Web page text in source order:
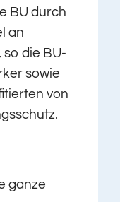
BU durch
an
die BU-
sowie
von
ganze